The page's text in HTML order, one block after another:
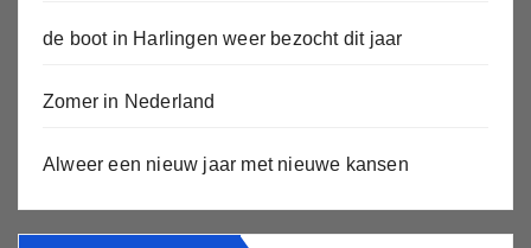
de boot in Harlingen weer bezocht dit jaar
Zomer in Nederland
Alweer een nieuw jaar met nieuwe kansen